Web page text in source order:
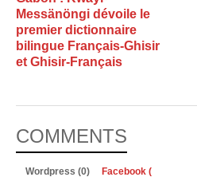
Messänöngi dévoile le
premier dictionnaire
bilingue Français-Ghisir
et Ghisir-Français
COMMENTS
Wordpress (0) Facebook (